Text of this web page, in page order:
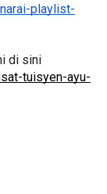
playlist-
di sini
tuisyen-ayu-